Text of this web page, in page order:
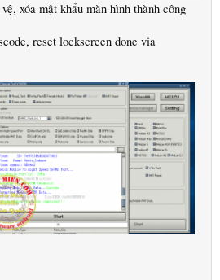
xóa mật khẩu màn hình thành công
reset lockscreen done via